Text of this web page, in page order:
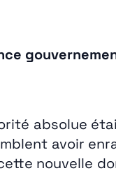
absolue
avoir
nouvelle